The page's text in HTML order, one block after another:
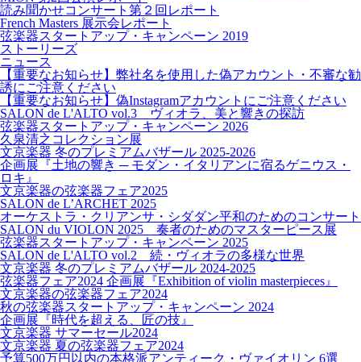
読み聞かせコンサート第２回レポート
French Masters 展示会レポート
弦楽器スタートアップ・キャンペーン 2019
ストーリーズ
ニュース
【重要なお知らせ】弊社名を使用した偽アカウント・不審な勧
誘にご注意ください
【重要なお知らせ】偽Instagramアカウントにご注意ください
SALON de L'ALTO vol.3 ヴィオラ、美と響きの探訪
弦楽器スタートアップ・キャンペーン 2026
久泉清之コレクション展
文京楽器 冬のプレミアムバザール 2025-2026
企画展『土地の響き ─ モダン・イタリアンに宿るゲニウス・
ロキ』
文京楽器の弦楽器フェア2025
SALON de L’ARCHET 2025
オーケストラ・クリアンサ・シダダン平和のためのコンサート
SALON du VIOLON 2025 奏者のためのマスターピース展
弦楽器スタートアップ・キャンペーン 2025
SALON de L'ALTO vol.2 続・ヴィオラの多様な世界
文京楽器 冬のプレミアムバザール 2024-2025
弦楽器フェア2024 企画展『Exhibition of violin masterpieces』
文京楽器の弦楽器フェア2024
秋の弦楽器スタートアップ・キャンペーン 2024
企画展『時代を超える、匠の技』
文京楽器 サマーセール2024
文京楽器 夏の弦楽器フェア2024
予算500万円以内の本格派アンティーク・ヴァイオリン 6選